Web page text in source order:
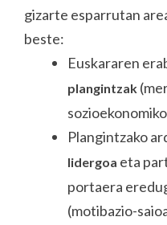
gizarte esparrutan
beste:
Euskararen
plangintzak
Plangintzako
lidergoa eta
portaera
(motibazio-